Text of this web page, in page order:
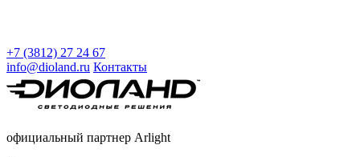
+7 (3812) 27 24 67
info@dioland.ru Контакты
официальный партнер Arlight